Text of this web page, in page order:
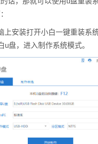
上安装打开小白一键重装系统
u盘，进入制作系统模式。